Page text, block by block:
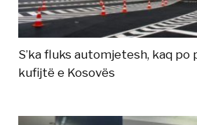
S’ka fluks automjetesh, kaq
kufijtë e Kosovës